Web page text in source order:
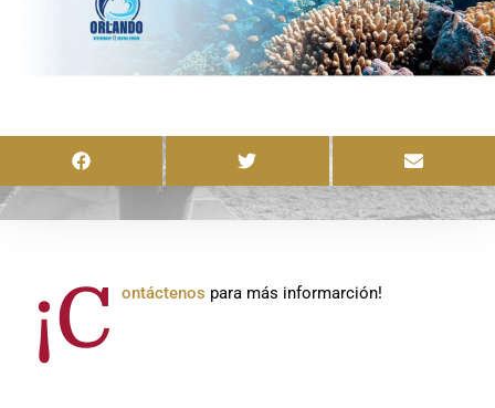
¡C ontáctenos para más informarción!